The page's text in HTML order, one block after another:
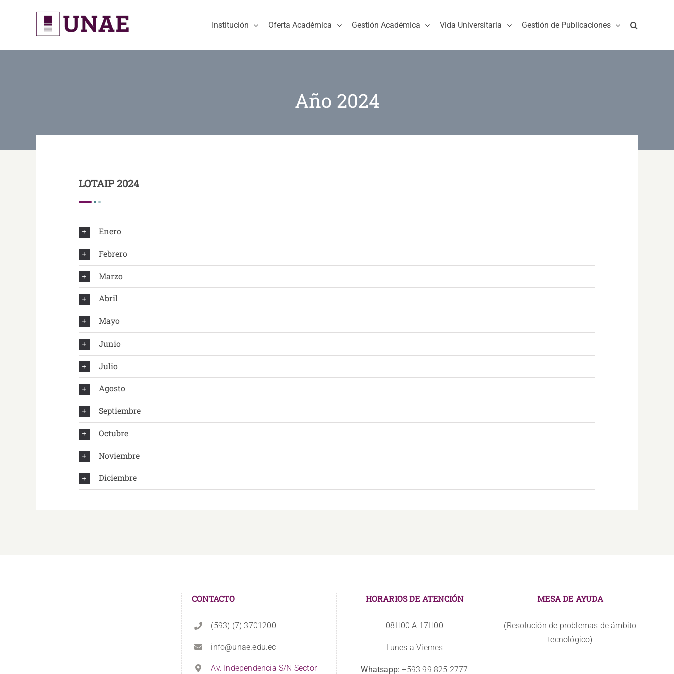
Institución Oferta Académica Gestión Académica Vida Universitaria Gestión de Publicaciones
Año 2024
LOTAIP 2024
Enero
Febrero
Marzo
Abril
Mayo
Junio
Julio
Agosto
Septiembre
Octubre
Noviembre
Diciembre
CONTACTO
(593) (7) 3701200
info@unae.edu.ec
Av. Independencia S/N Sector
HORARIOS DE ATENCIÓN
08H00 A 17H00
Lunes a Viernes
Whatsapp: +593 99 825 2777
MESA DE AYUDA
(Resolución de problemas de ámbito
tecnológico)